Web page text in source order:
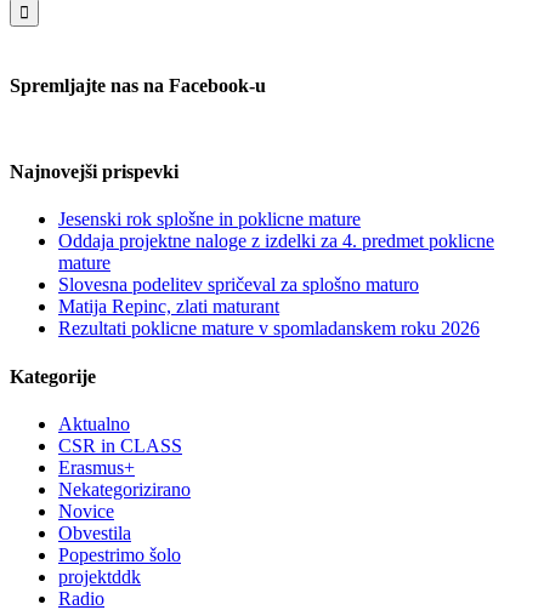
Spremljajte nas na Facebook-u
Najnovejši prispevki
Jesenski rok splošne in poklicne mature
Oddaja projektne naloge z izdelki za 4. predmet poklicne
mature
Slovesna podelitev spričeval za splošno maturo
Matija Repinc, zlati maturant
Rezultati poklicne mature v spomladanskem roku 2026
Kategorije
Aktualno
CSR in CLASS
Erasmus+
Nekategorizirano
Novice
Obvestila
Popestrimo šolo
projektddk
Radio